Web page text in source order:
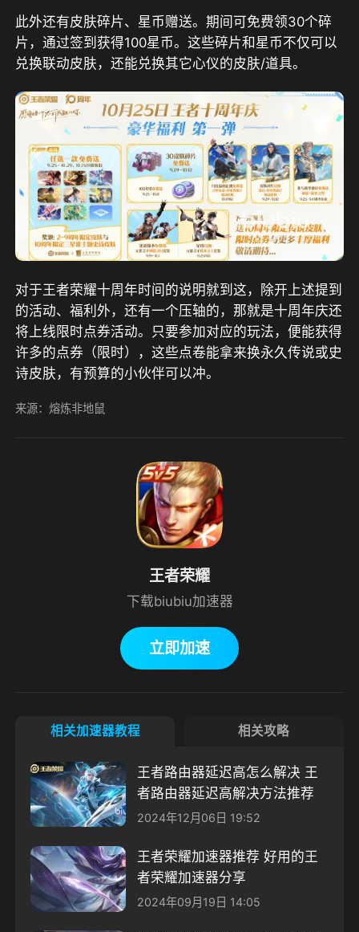
此外还有皮肤碎片、星币赠送。期间可免费领30个碎
片，通过签到获得100星币。这些碎片和星币不仅可以
兑换联动皮肤，还能兑换其它心仪的皮肤/道具。
对于王者荣耀十周年时间的说明就到这，除开上述提到
的活动、福利外，还有一个压轴的，那就是十周年庆还
将上线限时点券活动。只要参加对应的玩法，便能获得
许多的点券（限时），这些点卷能拿来换永久传说或史
诗皮肤，有预算的小伙伴可以冲。
来源：熔炼非地鼠
王者荣耀
下载biubiu加速器
立即加速
相关加速器教程 相关攻略
王者路由器延迟高怎么解决 王
者路由器延迟高解决方法推荐
2024年12月06日 19:52
王者荣耀加速器推荐 好用的王
者荣耀加速器分享
2024年09月19日 14:05